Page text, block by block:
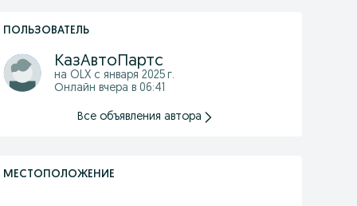
ПОЛЬЗОВАТЕЛЬ
КазАвтоПартс
на OLX с января 2025 г.
Онлайн вчера в 06:41
Все объявления автора
МЕСТОПОЛОЖЕНИЕ